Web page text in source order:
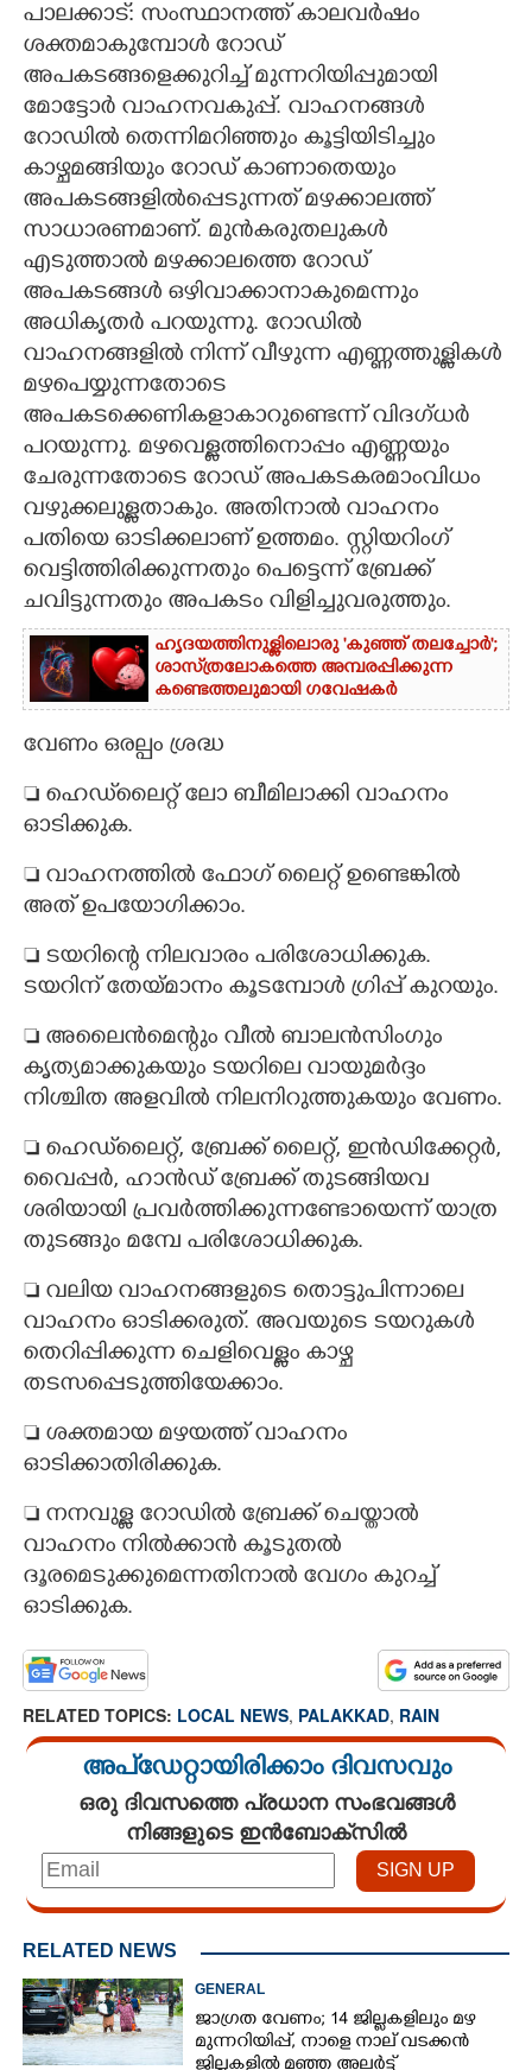
LITERATURE
CONTACT US
പാലക്കാട്: സംസ്ഥാനത്ത് കാലവർഷം
ശക്തമാകുമ്പോൾ റോഡ്
അപകടങ്ങളെക്കുറിച്ച് മുന്നറിയിപ്പുമായി
മോട്ടോർ വാഹനവകുപ്പ്. വാഹനങ്ങൾ
റോഡിൽ തെന്നിമറിഞ്ഞും കൂട്ടിയിടിച്ചും
കാഴ്ചമങ്ങിയും റോഡ് കാണാതെയും
അപകടങ്ങളിൽപ്പെടുന്നത് മഴക്കാലത്ത്
സാധാരണമാണ്. മുൻകരുതലുകൾ
എടുത്താൽ മഴക്കാലത്തെ റോഡ്
അപകടങ്ങൾ ഒഴിവാക്കാനാകുമെന്നും
അധികൃതർ പറയുന്നു. റോഡിൽ
വാഹനങ്ങളിൽ നിന്ന് വീഴുന്ന എണ്ണത്തുള്ളികൾ
മഴപെയ്യുന്നതോടെ
അപകടക്കെണികളാകാറുണ്ടെന്ന് വിദഗ്ധർ
പറയുന്നു. മഴവെള്ളത്തിനൊപ്പം എണ്ണയും
ചേരുന്നതോടെ റോഡ് അപകടകരമാംവിധം
വഴുക്കലുള്ളതാകും. അതിനാൽ വാഹനം
പതിയെ ഓടിക്കലാണ് ഉത്തമം. സ്റ്റിയറിംഗ്
വെട്ടിത്തിരിക്കുന്നതും പെട്ടെന്ന് ബ്രേക്ക്
ചവിട്ടുന്നതും അപകടം വിളിച്ചുവരുത്തും.
ഹൃദയത്തിനുള്ളിലൊരു 'കുഞ്ഞ് തലച്ചോർ';
ശാസ്‌ത്രലോകത്തെ അമ്പരപ്പിക്കുന്ന
കണ്ടെത്തലുമായി ഗവേഷകർ
വേണം ഒരല്പം ശ്രദ്ധ
 ഹെഡ്‌ലൈറ്റ് ലോ ബീമിലാക്കി വാഹനം
ഓടിക്കുക.
 വാഹനത്തിൽ ഫോഗ് ലൈറ്റ് ഉണ്ടെങ്കിൽ
അത് ഉപയോഗിക്കാം.
 ടയറിന്റെ നിലവാരം പരിശോധിക്കുക.
ടയറിന് തേയ്മാനം കൂടമ്പോൾ ഗ്രിപ്പ് കുറയും.
 അലൈൻമെന്റും വീൽ ബാലൻസിംഗും
കൃത്യമാക്കുകയും ടയറിലെ വായുമർദ്ദം
നിശ്ചിത അളവിൽ നിലനിറുത്തുകയും വേണം.
 ഹെഡ്‌ലൈറ്റ്, ബ്രേക്ക് ലൈറ്റ്, ഇൻഡിക്കേറ്റർ,
വൈപ്പർ, ഹാൻഡ് ബ്രേക്ക് തുടങ്ങിയവ
ശരിയായി പ്രവർത്തിക്കുന്നണ്ടോയെന്ന് യാത്ര
തുടങ്ങും മമ്പേ പരിശോധിക്കുക.
 വലിയ വാഹനങ്ങളുടെ തൊട്ടുപിന്നാലെ
വാഹനം ഓടിക്കരുത്. അവയുടെ ടയറുകൾ
തെറിപ്പിക്കുന്ന ചെളിവെള്ളം കാഴ്ച
തടസപ്പെടുത്തിയേക്കാം.
 ശക്തമായ മഴയത്ത് വാഹനം
ഓടിക്കാതിരിക്കുക.
 നനവുള്ള റോഡിൽ ബ്രേക്ക് ചെയ്താൽ
വാഹനം നിൽക്കാൻ കൂടുതൽ
ദൂരമെടുക്കുമെന്നതിനാൽ വേഗം കുറച്ച്
ഓടിക്കുക.
RELATED TOPICS: LOCAL NEWS, PALAKKAD, RAIN
അപ്ഡേറ്റായിരിക്കാം ദിവസവും
ഒരു ദിവസത്തെ പ്രധാന സംഭവങ്ങൾ
നിങ്ങളുടെ ഇൻബോക്സിൽ
RELATED NEWS
GENERAL
ജാഗ്രത വേണം; 14 ജില്ലകളിലും മഴ
മുന്നറിയിപ്പ്, നാളെ നാല് വടക്കൻ
ജില്ലകളിൽ മഞ്ഞ അലർട്ട്